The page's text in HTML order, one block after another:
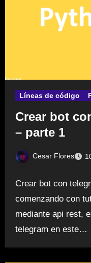
Líneas de código
Crear bot
– parte 1
Cesar Flores
Crear bot con
comenzando con
mediante api rest,
telegram en este…